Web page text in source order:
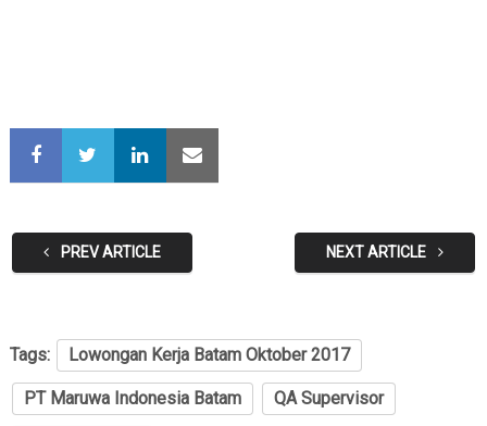
PREV ARTICLE NEXT ARTICLE
Tags: Lowongan Kerja Batam Oktober 2017
PT Maruwa Indonesia Batam QA Supervisor